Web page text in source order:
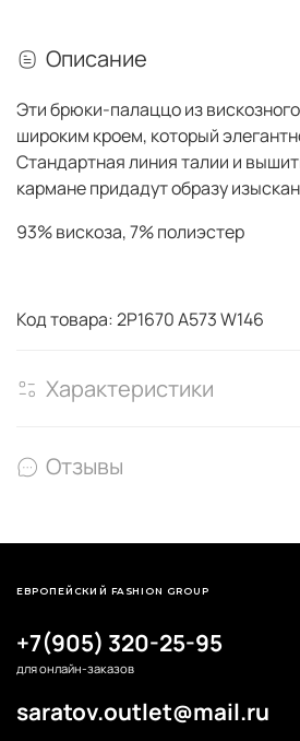
Описание
Эти брюки-палаццо из
широким кроем, который
Стандартная линия талии и
кармане придадут образу
93% вискоза, 7% полиэстер
Код товара: 2P1670 A573 W146
Характеристики
Отзывы
+7(905) 320-25-95
для онлайн-заказов
saratov.outlet@mail.ru
ЕВРОПЕЙСКИЙ FASHION GROUP